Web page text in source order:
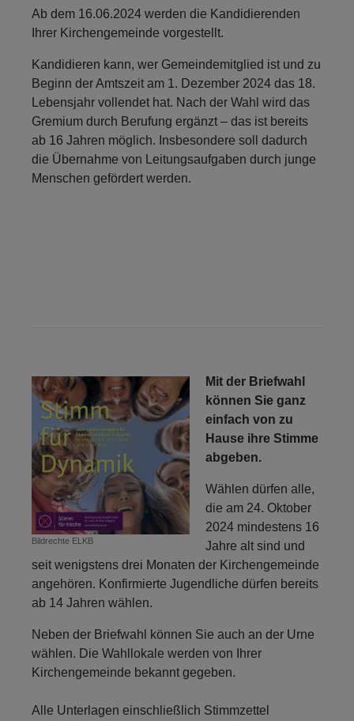
Ab dem 16.06.2024 werden die Kandidierenden
Ihrer Kirchengemeinde vorgestellt.
Kandidieren kann, wer Gemeindemitglied ist und zu
Beginn der Amtszeit am 1. Dezember 2024 das 18.
Lebensjahr vollendet hat. Nach der Wahl wird das
Gremium durch Berufung ergänzt – das ist bereits
ab 16 Jahren möglich. Insbesondere soll dadurch
die Übernahme von Leitungsaufgaben durch junge
Menschen gefördert werden.
Bildrechte ELKB
Mit der Briefwahl
können Sie ganz
einfach von zu
Hause ihre Stimme
abgeben.
Wählen dürfen alle,
die am 24. Oktober
2024 mindestens 16
Jahre alt sind und
seit wenigstens drei Monaten der Kirchengemeinde
angehören. Konfirmierte Jugendliche dürfen bereits
ab 14 Jahren wählen.
Neben der Briefwahl können Sie auch an der Urne
wählen. Die Wahllokale werden von Ihrer
Kirchengemeinde bekannt gegeben.
Alle Unterlagen einschließlich Stimmzettel